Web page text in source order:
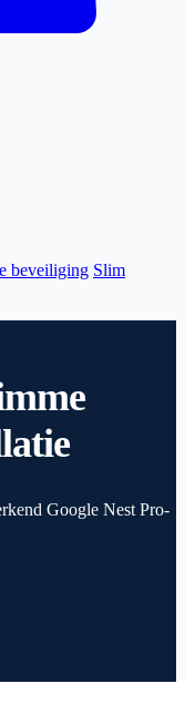
beveiliging Slim
Google Nest Pro-